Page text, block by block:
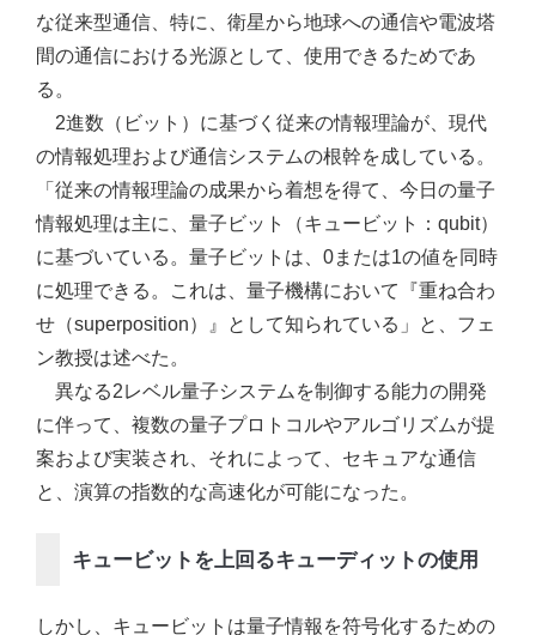
な従来型通信、特に、衛星から地球への通信や電波塔
間の通信における光源として、使用できるためであ
る。
2進数（ビット）に基づく従来の情報理論が、現代
の情報処理および通信システムの根幹を成している。
「従来の情報理論の成果から着想を得て、今日の量子
情報処理は主に、量子ビット（キュービット：qubit）
に基づいている。量子ビットは、0または1の値を同時
に処理できる。これは、量子機構において『重ね合わ
せ（superposition）』として知られている」と、フェ
ン教授は述べた。
異なる2レベル量子システムを制御する能力の開発
に伴って、複数の量子プロトコルやアルゴリズムが提
案および実装され、それによって、セキュアな通信
と、演算の指数的な高速化が可能になった。
キュービットを上回るキューディットの使用
しかし、キュービットは量子情報を符号化するための